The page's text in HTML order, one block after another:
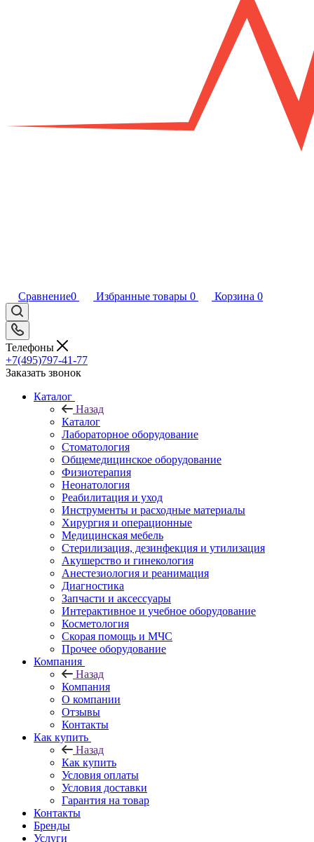
Сравнение0 Избранные товары 0 Корзина 0
Телефоны
+7(495)797-41-77
Заказать звонок
Каталог
Назад
Каталог
Лабораторное оборудование
Стоматология
Общемедицинское оборудование
Физиотерапия
Неонатология
Реабилитация и уход
Инструменты и расходные материалы
Хирургия и операционные
Медицинская мебель
Стерилизация, дезинфекция и утилизация
Акушерство и гинекология
Анестезиология и реанимация
Диагностика
Запчасти и аксессуары
Интерактивное и учебное оборудование
Косметология
Скорая помощь и МЧС
Прочее оборудование
Компания
Назад
Компания
О компании
Отзывы
Контакты
Как купить
Назад
Как купить
Условия оплаты
Условия доставки
Гарантия на товар
Контакты
Бренды
Услуги